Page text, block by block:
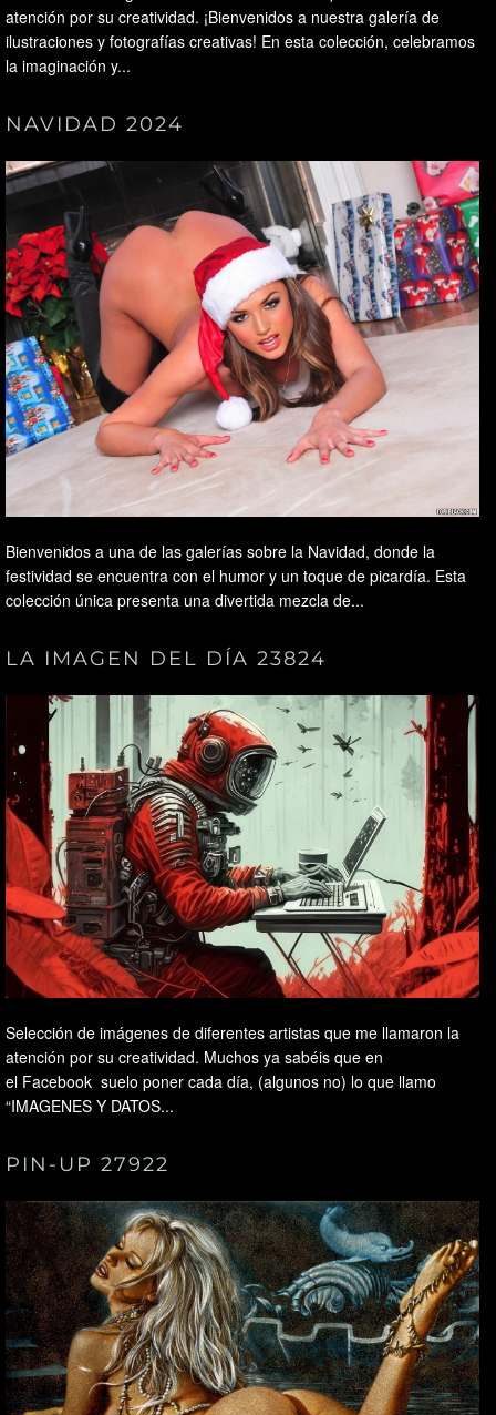
atención por su creatividad. ¡Bienvenidos a nuestra galería de
ilustraciones y fotografías creativas! En esta colección, celebramos
la imaginación y...
NAVIDAD 2024
Bienvenidos a una de las galerías sobre la Navidad, donde la
festividad se encuentra con el humor y un toque de picardía. Esta
colección única presenta una divertida mezcla de...
LA IMAGEN DEL DÍA 23824
Selección de imágenes de diferentes artistas que me llamaron la
atención por su creatividad. Muchos ya sabéis que en
el Facebook suelo poner cada día, (algunos no) lo que llamo
“IMAGENES Y DATOS...
PIN-UP 27922